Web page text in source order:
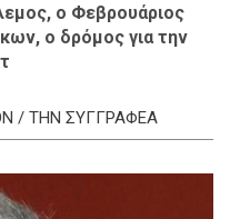
ο Φεβρουάριος
ο δρόμος για την
/ ΤΗΝ ΣΥΓΓΡΑΦΕΑ